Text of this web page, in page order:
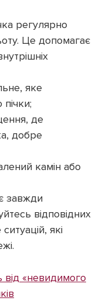
регулярно
Це допомагає
яке
де
добре
камін або
завжди
відповідних
які
від «невидимого